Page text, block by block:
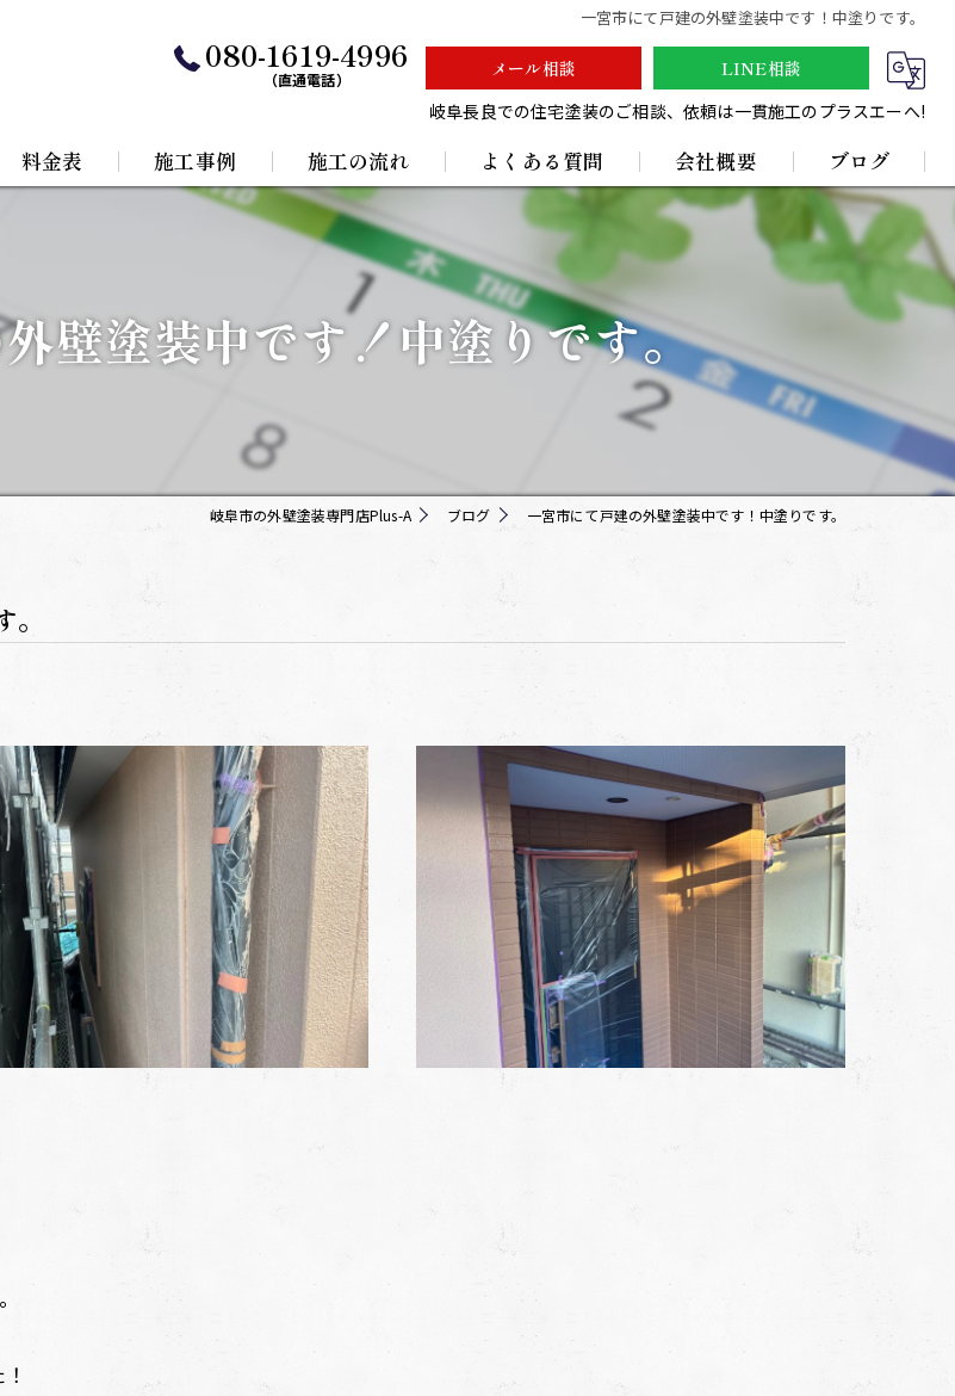
一宮市にて戸建の外壁塗装中です！中塗りです。
080-1619-4996
（直通電話） メール相談
LINE相談
岐阜長良での住宅塗装のご相談、依頼は一貫施工のプラスエーへ!
料金表 施工事例 施工の流れ よくある質問 会社概要
採用情報
ブログ
壁塗装中です！中塗りです。
岐阜市の外壁塗装専門店Plus-A ブログ 一宮市にて戸建の外壁塗装中です！中塗りです。